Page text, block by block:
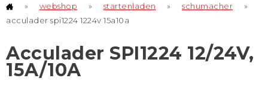
» webshop » startenladen » schumacher
»
acculader spi1224 1224v 15a10a
Acculader SPI1224 12/24V,
15A/10A